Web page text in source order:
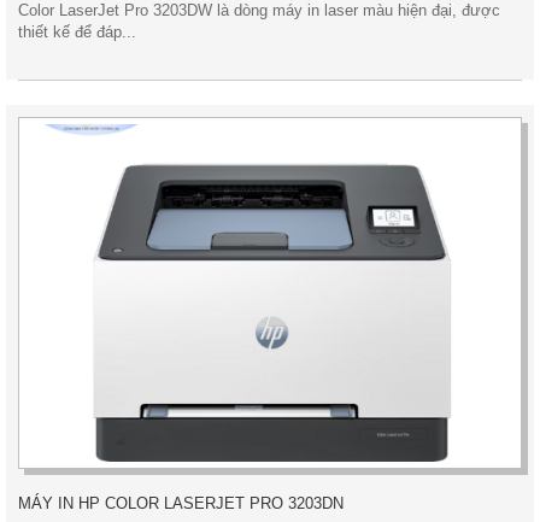
Color LaserJet Pro 3203DW là dòng máy in laser màu hiện đại, được
thiết kế để đáp...
MÁY IN HP COLOR LASERJET PRO 3203DN